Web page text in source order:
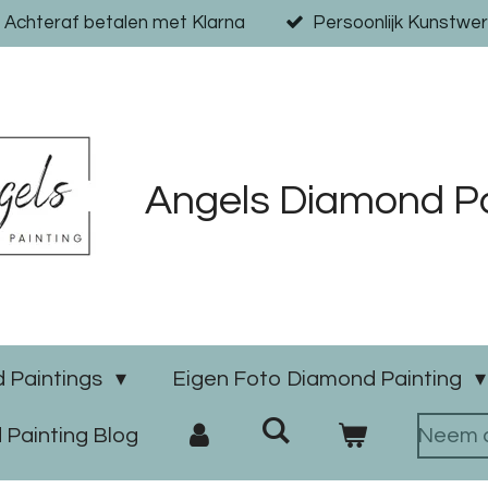
Achteraf betalen met Klarna Persoonlijk
Angels Diamond
Paintings Eigen Foto Diamond Painting
Painting Blog Neem